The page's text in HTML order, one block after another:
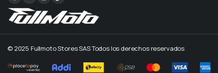
© 2025 Fullmoto Stores SAS Todos los derechos reservados